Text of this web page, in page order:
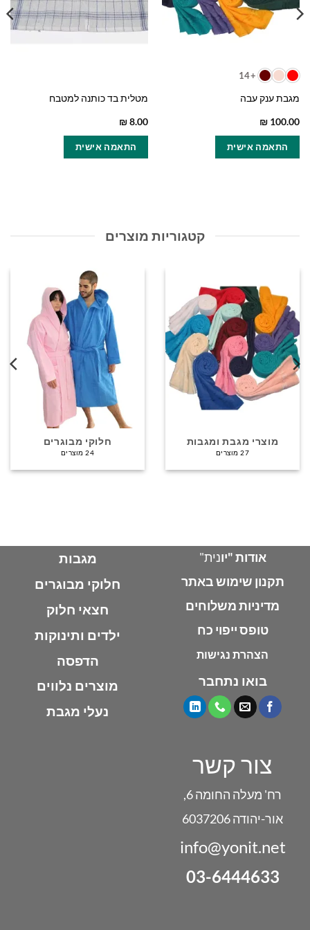
+14
מגבת ענק עבה
₪ 100.00
התאמה אישית
את
מטלית בד כותנה למטבח
₪8.00
התאמה אישית
קטגוריות מוצרים
מוצרי מגבת ומגבות
27 מוצרים
חלוקי מבוגרים
24 מוצרים
אודות "יונית"
תקנון שימוש באתר
מדיניות משלוחים
טופס ייפוי כח
הצהרת נגישות
בואו נתחבר
מגבות
חלוקי מבוגרים
חצאי חלוק
ילדים ותינוקות
הדפסה
מוצרים נלווים
נעלי מגבת
צור קשר
רח' מעלה החומה 6,
אור-יהודה 6037206
info@yonit.net
03-6444633